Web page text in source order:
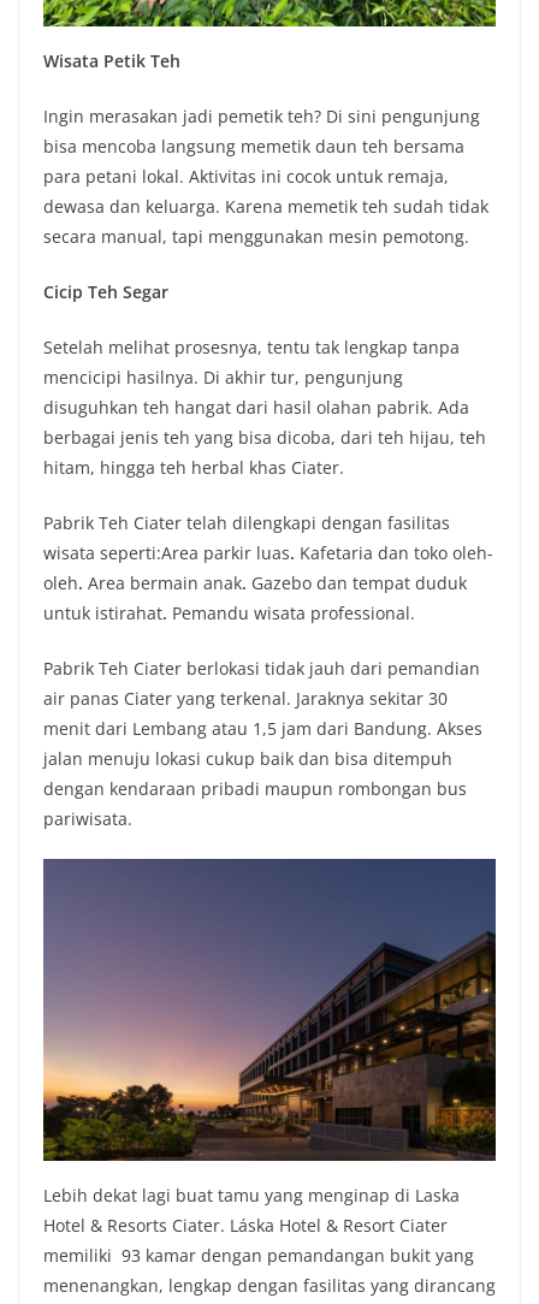
Wisata Petik Teh
Ingin merasakan jadi pemetik teh? Di sini pengunjung
bisa mencoba langsung memetik daun teh bersama
para petani lokal. Aktivitas ini cocok untuk remaja,
dewasa dan keluarga. Karena memetik teh sudah tidak
secara manual, tapi menggunakan mesin pemotong.
Cicip Teh Segar
Setelah melihat prosesnya, tentu tak lengkap tanpa
mencicipi hasilnya. Di akhir tur, pengunjung
disuguhkan teh hangat dari hasil olahan pabrik. Ada
berbagai jenis teh yang bisa dicoba, dari teh hijau, teh
hitam, hingga teh herbal khas Ciater.
Pabrik Teh Ciater telah dilengkapi dengan fasilitas
wisata seperti:Area parkir luas. Kafetaria dan toko oleh-
oleh. Area bermain anak. Gazebo dan tempat duduk
untuk istirahat. Pemandu wisata professional.
Pabrik Teh Ciater berlokasi tidak jauh dari pemandian
air panas Ciater yang terkenal. Jaraknya sekitar 30
menit dari Lembang atau 1,5 jam dari Bandung. Akses
jalan menuju lokasi cukup baik dan bisa ditempuh
dengan kendaraan pribadi maupun rombongan bus
pariwisata.
Lebih dekat lagi buat tamu yang menginap di Laska
Hotel & Resorts Ciater. Láska Hotel & Resort Ciater
memiliki 93 kamar dengan pemandangan bukit yang
menenangkan, lengkap dengan fasilitas yang dirancang